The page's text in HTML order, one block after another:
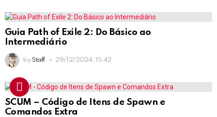
Guia Path of Exile 2: Do Básico ao
Intermediário
by Staff 29/12/2024, 15:42
SCUM – Código de Itens de Spawn e
Comandos Extra